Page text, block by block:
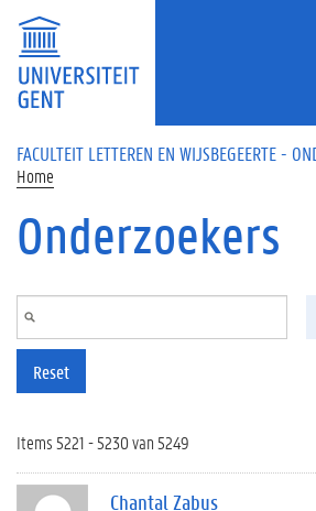
Overslaan en naar de inhoud gaan
FACULTEIT LETTEREN EN WIJSBEGEERTE -
Home
Onderzoekers
Reset
Items 5221 - 5230 van 5249
Chantal Zabus